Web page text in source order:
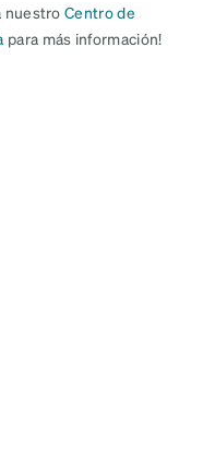
nuestroCentro de
para más información!